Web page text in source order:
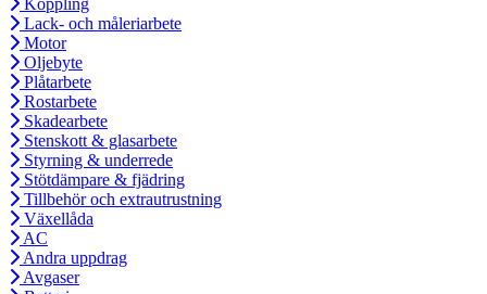
Koppling
Lack- och måleriarbete
Motor
Oljebyte
Plåtarbete
Rostarbete
Skadearbete
Stenskott & glasarbete
Styrning & underrede
Stötdämpare & fjädring
Tillbehör och extrautrustning
Växellåda
AC
Andra uppdrag
Avgaser